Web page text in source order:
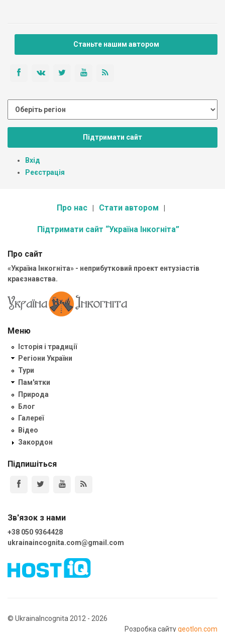
Станьте нашим автором
Підтримати сайт
Вхід
Реєстрація
Про нас Стати автором
Підтримати сайт “Україна Інкогніта”
Про сайт
«Україна Інкогніта» - неприбутковий проект ентузіастів
краєзнавства.
Меню
Історія і традиції
Регіони України
Тури
Пам'ятки
Природа
Блог
Галереї
Відео
Закордон
Підпишіться
Зв'язок з нами
+38 050 9364428
ukrainaincognita.com@gmail.com
© UkrainaIncognita 2012 - 2026
Розробка сайтуgeotlon.com